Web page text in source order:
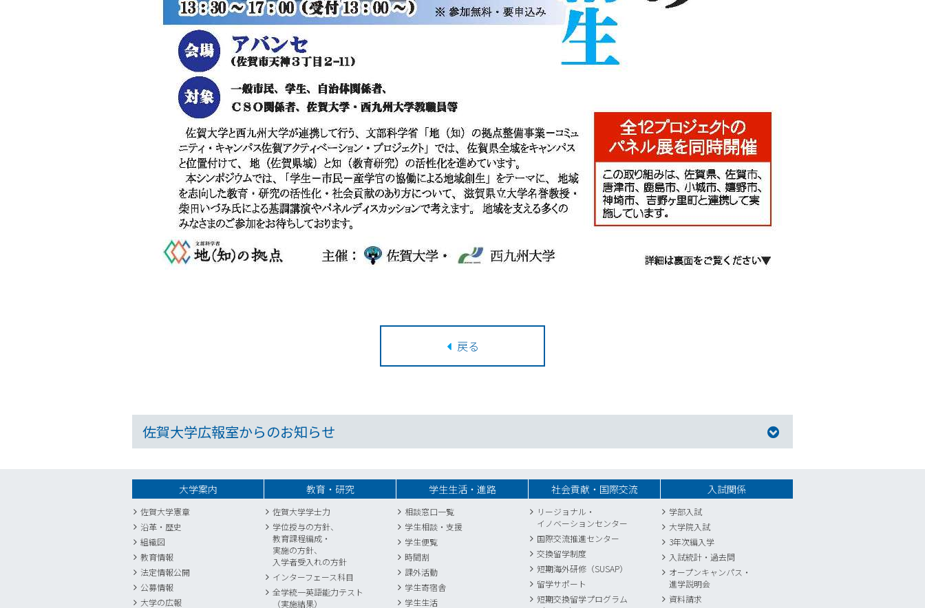
戻る
佐賀大学広報室からのお知らせ
大学案内
佐賀大学憲章
沿革・歴史
組織図
教育情報
法定情報公開
公募情報
大学の広報
教育・研究
佐賀大学学士力
学位授与の方針、
教育課程編成・
実施の方針、
入学者受入れの方針
インターフェース科目
全学統一英語能力テスト
（実施結果）
学生生活・進路
相談窓口一覧
学生相談・支援
学生便覧
時間割
課外活動
学生寄宿舎
学生生活
社会貢献・国際交流
リージョナル・
イノベーションセンター
国際交流推進センター
交換留学制度
短期海外研修（SUSAP）
留学サポート
短期交換留学プログラム
入試関係
学部入試
大学院入試
3年次編入学
入試統計 ・ 過去問
オープンキャンパス・
進学説明会
資料請求